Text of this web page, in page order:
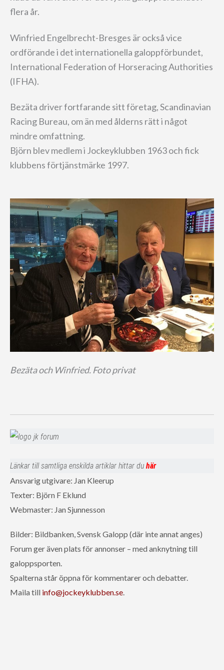
flera år.
Winfried Engelbrecht-Bresges är också vice
ordförande i det internationella galoppförbundet,
International Federation of Horseracing Authorities
(IFHA).
Bezäta driver fortfarande sitt företag, Scandinavian
Racing Bureau, om än med ålderns rätt i något
mindre omfattning.
Björn blev medlem i Jockeyklubben 1963 och fick
klubbens förtjänstmärke 1997.
Bezäta och Winfried. Foto privat
Länkar till samtliga enskilda artiklar hittar du här
Ansvarig utgivare: Jan Kleerup
Texter: Björn F Eklund
Webmaster: Jan Sjunnesson
Bilder: Bildbanken, Svensk Galopp (där inte annat anges)
Forum ger även plats för annonser – med anknytning till
galoppsporten.
Spalterna står öppna för kommentarer och debatter.
Maila till info@jockeyklubben.se